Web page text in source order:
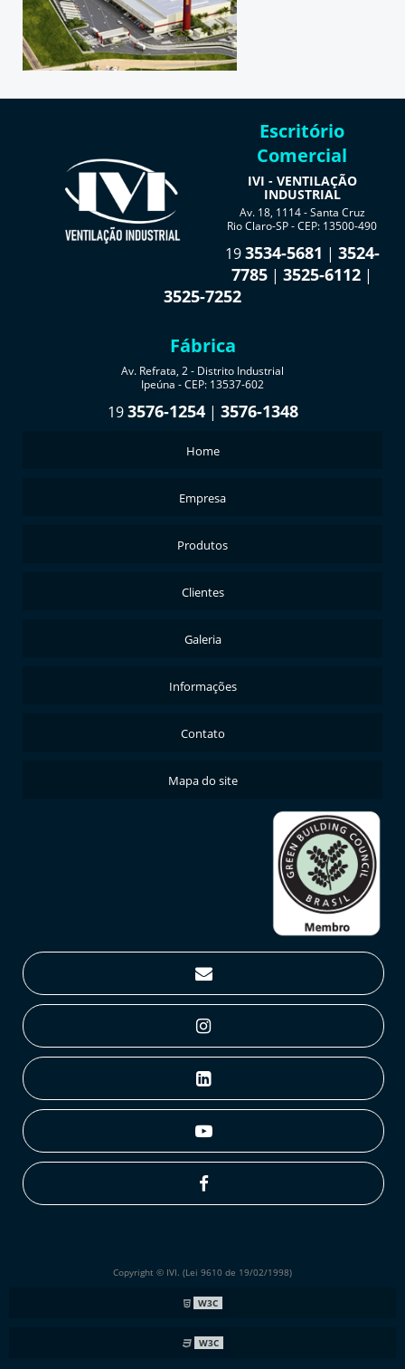
Escritório
Comercial
IVI - VENTILAÇÃO
INDUSTRIAL
Av. 18, 1114 - Santa Cruz
Rio Claro-SP - CEP: 13500-490
193534-5681 | 3524-
7785 | 3525-6112 |
3525-7252
Fábrica
Av. Refrata, 2 - Distrito Industrial
Ipeúna - CEP: 13537-602
193576-1254| 3576-1348
Home
Empresa
Produtos
Clientes
Galeria
Informações
Contato
Mapa do site
Copyright © IVI. (Lei 9610 de 19/02/1998)
W3C
W3C